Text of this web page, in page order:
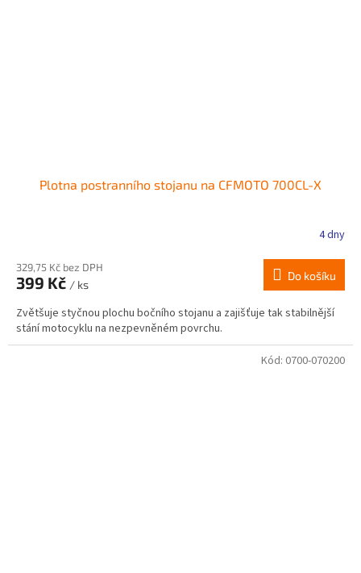
Plotna postranního stojanu na CFMOTO 700CL-X
4 dny
329,75 Kč bez DPH
399 Kč / ks
Do košíku
Zvětšuje styčnou plochu bočního stojanu a zajišťuje tak stabilnější
stání motocyklu na nezpevněném povrchu.
Kód: 0700-070200